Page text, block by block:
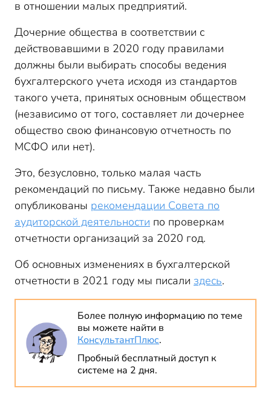
в отношении малых предприятий.
Дочерние общества в соответствии с
действовавшими в 2020 году правилами
должны были выбирать способы ведения
бухгалтерского учета исходя из стандартов
такого учета, принятых основным обществом
(независимо от того, составляет ли дочернее
общество свою финансовую отчетность по
МСФО или нет).
Это, безусловно, только малая часть
рекомендаций по письму. Также недавно были
опубликованы рекомендации Совета по
аудиторской деятельности по проверкам
отчетности организаций за 2020 год.
Об основных изменениях в бухгалтерской
отчетности в 2021 году мы писали здесь.
Более полную информацию по теме
вы можете найти в
КонсультантПлюс.
Пробный бесплатный доступ к
системе на 2 дня.